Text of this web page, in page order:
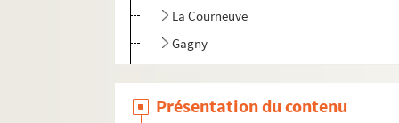
La Courneuve
Gagny
Monfermeil
Présentation du contenu